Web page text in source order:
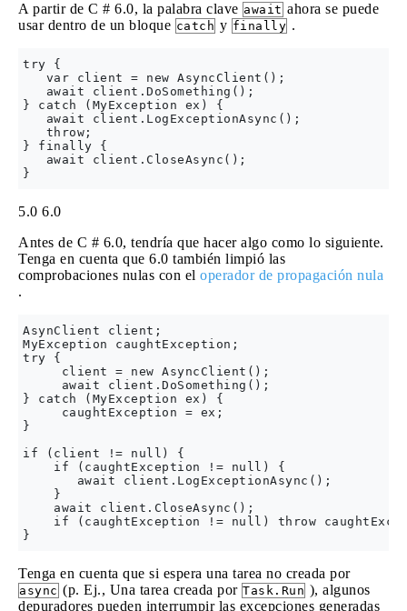
A partir de C # 6.0, la palabra clave await ahora se puede
usar dentro de un bloque catch y finally .
try {
   var client = new AsyncClient();
   await client.DoSomething();
} catch (MyException ex) {
   await client.LogExceptionAsync();
   throw;
} finally {
   await client.CloseAsync();
5.0 6.0
Antes de C # 6.0, tendría que hacer algo como lo siguiente.
Tenga en cuenta que 6.0 también limpió las
comprobaciones nulas con el operador de propagación nula
.
AsynClient client;
MyException caughtException;
try {
     client = new AsyncClient();
     await client.DoSomething();
} catch (MyException ex) {
     caughtException = ex;
}
if (client != null) {
    if (caughtException != null) {
       await client.LogExceptionAsync();
    }
    await client.CloseAsync();
if (caughtException != null) throw
Tenga en cuenta que si espera una tarea no creada por
async (p. Ej., Una tarea creada por Task.Run ), algunos
depuradores pueden interrumpir las excepciones generadas